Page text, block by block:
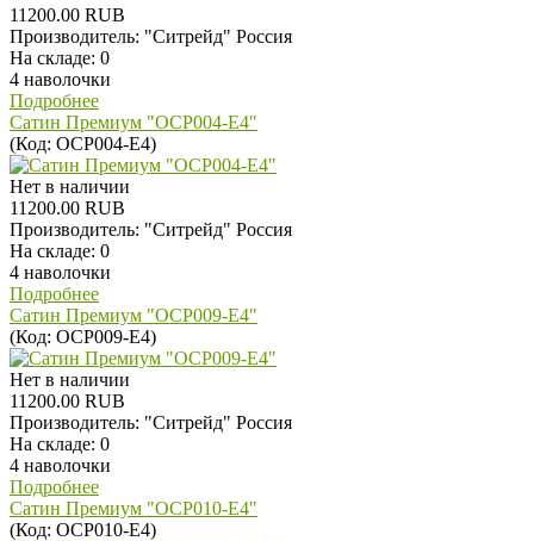
11200.00 RUB
Производитель: "Ситрейд" Россия
На складе: 0
4 наволочки
Подробнее
Сатин Премиум "OCP004-E4"
(Код: OCP004-E4)
Нет в наличии
11200.00 RUB
Производитель: "Ситрейд" Россия
На складе: 0
4 наволочки
Подробнее
Сатин Премиум "OCP009-E4"
(Код: OCP009-E4)
Нет в наличии
11200.00 RUB
Производитель: "Ситрейд" Россия
На складе: 0
4 наволочки
Подробнее
Сатин Премиум "OCP010-E4"
(Код: OCP010-E4)